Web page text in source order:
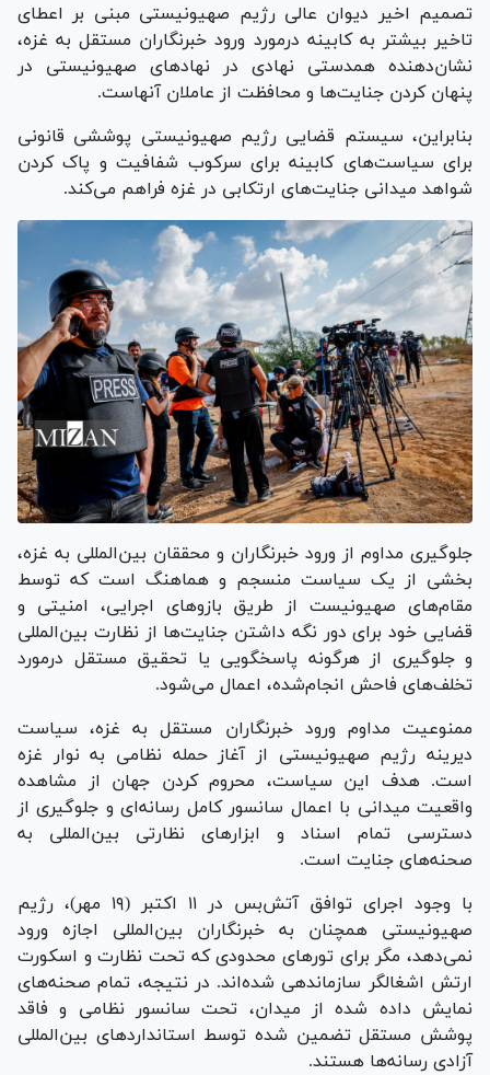
تصمیم اخیر دیوان عالی رژیم صهیونیستی مبنی بر اعطای
تاخیر بیشتر به کابینه درمورد ورود خبرنگاران مستقل به غزه،
نشان‌دهنده همدستی نهادی در نهاد‌های صهیونیستی در
پنهان کردن جنایت‌ها و محافظت از عاملان آنهاست.
بنابراین، سیستم قضایی رژیم صهیونیستی پوششی قانونی
برای سیاست‌های کابینه برای سرکوب شفافیت و پاک کردن
شواهد میدانی جنایت‌های ارتکابی در غزه فراهم می‌کند.
جلوگیری مداوم از ورود خبرنگاران و محققان بین‌المللی به غزه،
بخشی از یک سیاست منسجم و هماهنگ است که توسط
مقام‌های صهیونیست از طریق بازو‌های اجرایی، امنیتی و
قضایی خود برای دور نگه داشتن جنایت‌ها از نظارت بین‌المللی
و جلوگیری از هرگونه پاسخگویی یا تحقیق مستقل درمورد
تخلف‌های فاحش انجام‌شده، اعمال می‌شود.
ممنوعیت مداوم ورود خبرنگاران مستقل به غزه، سیاست
دیرینه رژیم صهیونیستی از آغاز حمله نظامی به نوار غزه
است. هدف این سیاست، محروم کردن جهان از مشاهده
واقعیت میدانی با اعمال سانسور کامل رسانه‌ای و جلوگیری از
دسترسی تمام اسناد و ابزار‌های نظارتی بین‌المللی به
صحنه‌های جنایت است.
با وجود اجرای توافق آتش‌بس در ۱۱ اکتبر (۱۹ مهر)، رژیم
صهیونیستی همچنان به خبرنگاران بین‌المللی اجازه ورود
نمی‌دهد، مگر برای تور‌های محدودی که تحت نظارت و اسکورت
ارتش اشغالگر سازماندهی شده‌اند. در نتیجه، تمام صحنه‌های
نمایش داده شده از میدان، تحت سانسور نظامی و فاقد
پوشش مستقل تضمین شده توسط استاندارد‌های بین‌المللی
آزادی رسانه‌ها هستند.